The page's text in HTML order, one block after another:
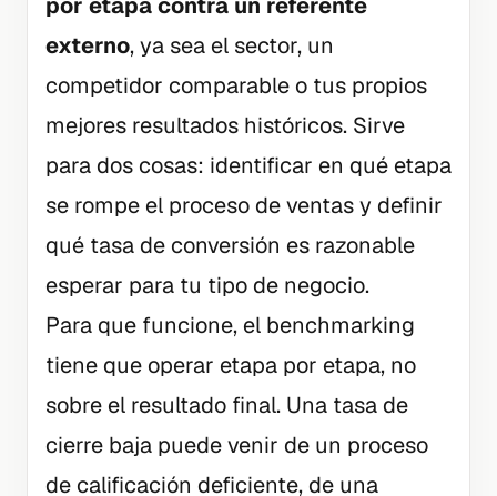
externo, ya sea el sector, un
competidor comparable o tus propios
mejores resultados históricos. Sirve
para dos cosas: identificar en qué etapa
se rompe el proceso de ventas y definir
qué tasa de conversión es razonable
esperar para tu tipo de negocio.
Para que funcione, el benchmarking
tiene que operar etapa por etapa, no
sobre el resultado final. Una tasa de
cierre baja puede venir de un proceso
de calificación deficiente, de una